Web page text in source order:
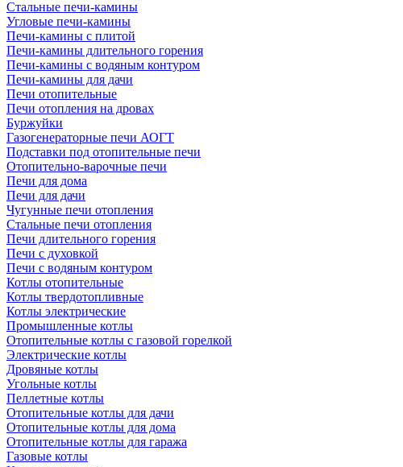
Стальные печи-камины
Угловые печи-камины
Печи-камины с плитой
Печи-камины длительного горения
Печи-камины с водяным контуром
Печи-камины для дачи
Печи отопительные
Печи отопления на дровах
Буржуйки
Газогенераторные печи АОГТ
Подставки под отопительные печи
Отопительно-варочные печи
Печи для дома
Печи для дачи
Чугунные печи отопления
Стальные печи отопления
Печи длительного горения
Печи с духовкой
Печи с водяным контуром
Котлы отопительные
Котлы твердотопливные
Котлы электрические
Промышленные котлы
Отопительные котлы с газовой горелкой
Электрические котлы
Дровяные котлы
Угольные котлы
Пеллетные котлы
Отопительные котлы для дачи
Отопительные котлы для дома
Отопительные котлы для гаража
Газовые котлы